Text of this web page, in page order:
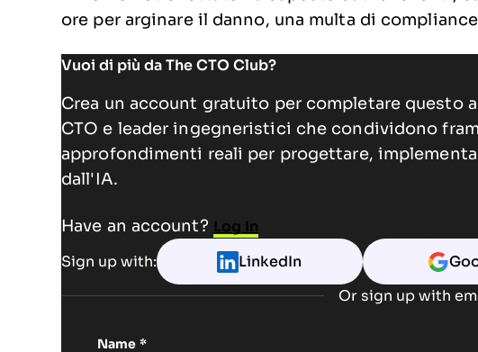
ore per arginare il danno, una multa di
Vuoi di più da The CTO Club?
Crea un account gratuito per completare questo
CTO e leader ingegneristici che condividono
approfondimenti reali per progettare,
dall'IA.
Have an account? Log In
Sign up with: LinkedIn
Or sign up with
Name *